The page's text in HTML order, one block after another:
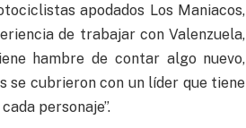
apodados Los Maniacos,
de trabajar con Valenzuela,
hambre de contar algo nuevo,
se cubrieron con un líder que tiene
personaje”.